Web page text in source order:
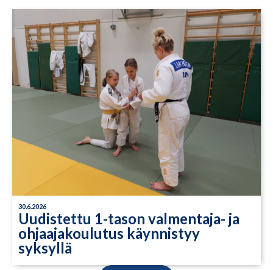
30.6.2026
Uudistettu 1-tason valmentaja- ja
ohjaajakoulutus käynnistyy
syksyllä